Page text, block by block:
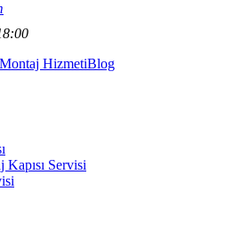
Montaj HizmetiBlog
Servisi